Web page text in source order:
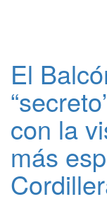
El
con la
más